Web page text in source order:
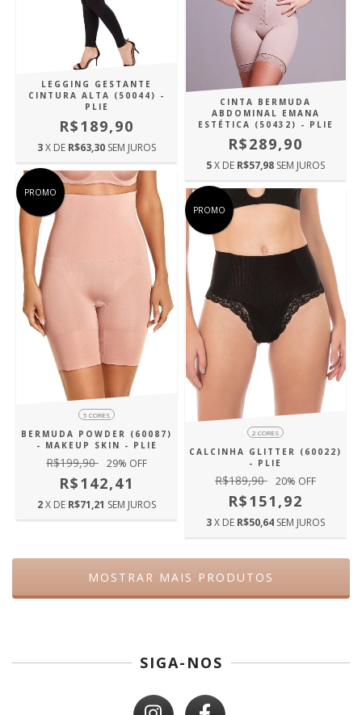
LEGGING GESTANTE
CINTURA ALTA (50044) -
PLIE
R$189,90
3X DE R$63,30 SEM JUROS
CINTA BERMUDA
ABDOMINAL EMANA
ESTÉTICA (50432) - PLIE
R$289,90
5X DE R$57,98 SEM JUROS
PROMO
5 CORES
BERMUDA POWDER (60087)
- MAKEUP SKIN - PLIE
R$199,90 29% OFF
R$142,41
2X DE R$71,21 SEM JUROS
PROMO
2 CORES
CALCINHA GLITTER (60022)
- PLIE
R$189,90 20% OFF
R$151,92
3X DE R$50,64 SEM JUROS
MOSTRAR MAIS PRODUTOS
SIGA-NOS